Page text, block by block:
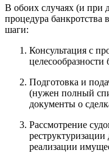
В обоих случаях (и
процедура банкротства
шаги:
Консультация с
целесообразности
Подготовка и
(нужен полный
документы о
Рассмотрение
реструктуризации
реализации